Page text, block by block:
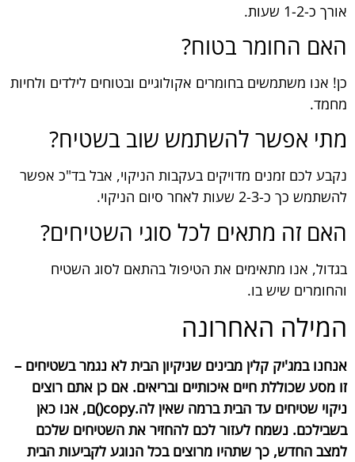
אורך כ-1-2 שעות.
האם החומר בטוח?
כן! אנו משתמשים בחומרים אקולוגיים ובטוחים לילדים ולחיות
מחמד.
מתי אפשר להשתמש שוב בשטיח?
נקבע לכם זמנים מדויקים בעקבות הניקוי, אבל בד"כ אפשר
להשתמש כך כ-2-3 שעות לאחר סיום הניקוי.
האם זה מתאים לכל סוגי השטיחים?
בגדול, אנו מתאימים את הטיפול בהתאם לסוג השטיח
והחומרים שיש בו.
המילה האחרונה
אנחנו במג'יק קלין מבינים שניקיון הבית לא נגמר בשטיחים –
זו מסע שכוללת חיים איכותיים ובריאים. אם כן אתם רוצים
ניקוי שטיחים עד הבית ברמה שאין לה.copy()ם, אנו כאן
בשבילכם. נשמח לעזור לכם להחזיר את השטיחים שלכם
למצב החדש, כך שתהיו מרוצים בכל הנוגע לקביעות הבית